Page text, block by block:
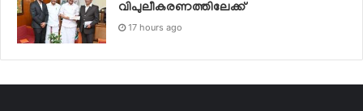
വിപുലീകരണത്തിലേക്ക്
17 hours ago